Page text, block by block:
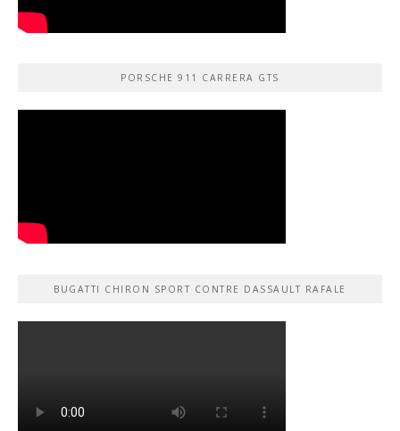
PORSCHE 911 CARRERA GTS
BUGATTI CHIRON SPORT CONTRE DASSAULT RAFALE